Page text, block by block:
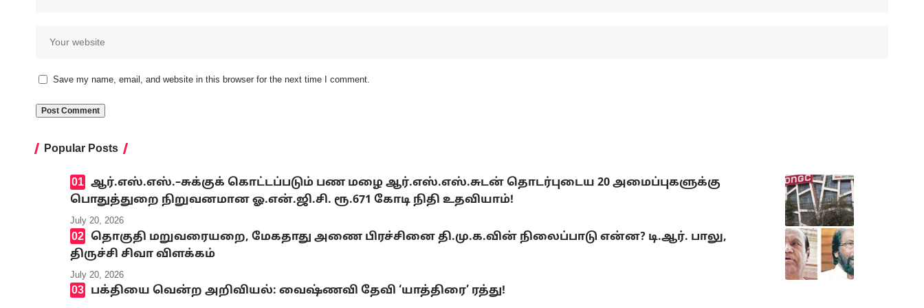
Save my name, email, and website in this browser for the next time I comment.
Popular Posts
ஆர்.எஸ்.எஸ்.–சுக்குக் கொட்டப்படும் பண மழை ஆர்.எஸ்.எஸ்.சுடன் தொடர்புடைய 20 அமைப்புகளுக்கு
பொதுத்துறை நிறுவனமான ஓ.என்.ஜி.சி. ரூ.671 கோடி நிதி உதவியாம்!
July 20, 2026
தொகுதி மறுவரையறை, மேகதாது அணை பிரச்சினை தி.மு.க.வின் நிலைப்பாடு என்ன? டி.ஆர். பாலு,
திருச்சி சிவா விளக்கம்
July 20, 2026
பக்தியை வென்ற அறிவியல்: வைஷ்ணவி தேவி ‘யாத்திரை’ ரத்து!